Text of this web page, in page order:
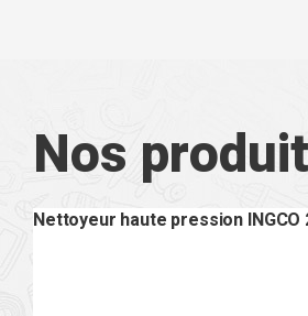
Nos
Nettoyeur haute pression INGCO